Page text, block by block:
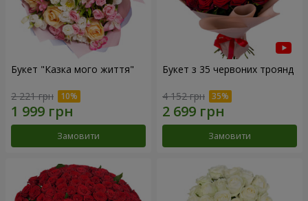
Букет "Казка мого життя"
2 221 грн
Замовити
Букет з 35 червоних троянд
4 152 грн
Замовити